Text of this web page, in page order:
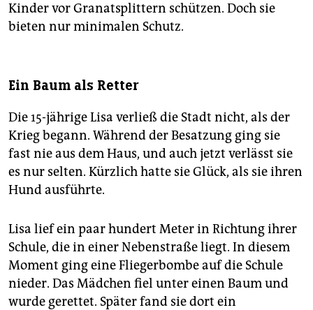
Kinder vor Granatsplittern schützen. Doch sie
bieten nur minimalen Schutz.
Ein Baum als Retter
Die 15-jährige Lisa verließ die Stadt nicht, als der
Krieg begann. Während der Besatzung ging sie
fast nie aus dem Haus, und auch jetzt verlässt sie
es nur selten. Kürzlich hatte sie Glück, als sie ihren
Hund ausführte.
Lisa lief ein paar hundert Meter in Richtung ihrer
Schule, die in einer Nebenstraße liegt. In diesem
Moment ging eine Fliegerbombe auf die Schule
nieder. Das Mädchen fiel unter einen Baum und
wurde gerettet. Später fand sie dort ein